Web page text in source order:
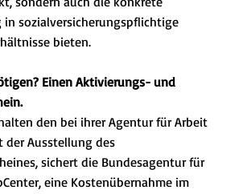
sozialversicherungspflichtige
bieten.
Einen Aktivierungs- und
den bei ihrer Agentur für Arbeit
der Ausstellung des
sichert die Bundesagentur für
eine Kostenübernahme im